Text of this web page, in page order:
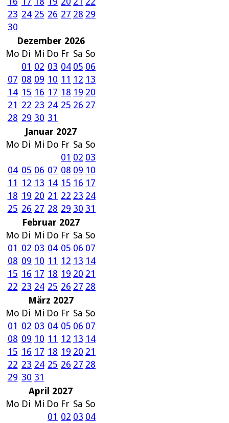
23 24 25 26 27 28 29
30
Dezember 2026
Mo Di Mi Do Fr Sa So
01 02 03 04 05 06
07 08 09 10 11 12 13
14 15 16 17 18 19 20
21 22 23 24 25 26 27
28 29 30 31
Januar 2027
Mo Di Mi Do Fr Sa So
01 02 03
04 05 06 07 08 09 10
11 12 13 14 15 16 17
18 19 20 21 22 23 24
25 26 27 28 29 30 31
Februar 2027
Mo Di Mi Do Fr Sa So
01 02 03 04 05 06 07
08 09 10 11 12 13 14
15 16 17 18 19 20 21
22 23 24 25 26 27 28
März 2027
Mo Di Mi Do Fr Sa So
01 02 03 04 05 06 07
08 09 10 11 12 13 14
15 16 17 18 19 20 21
22 23 24 25 26 27 28
29 30 31
April 2027
Mo Di Mi Do Fr Sa So
01 02 03 04